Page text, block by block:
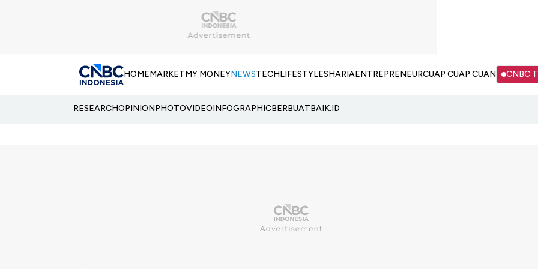
HOMEMARKETMY MONEYNEWSTECHLIFESTYLESHARIAENTREPRENEURCUAP CUAP CUAN CNBC
RESEARCHOPINIONPHOTOVIDEOINFOGRAPHICBERBUATBAIK.ID